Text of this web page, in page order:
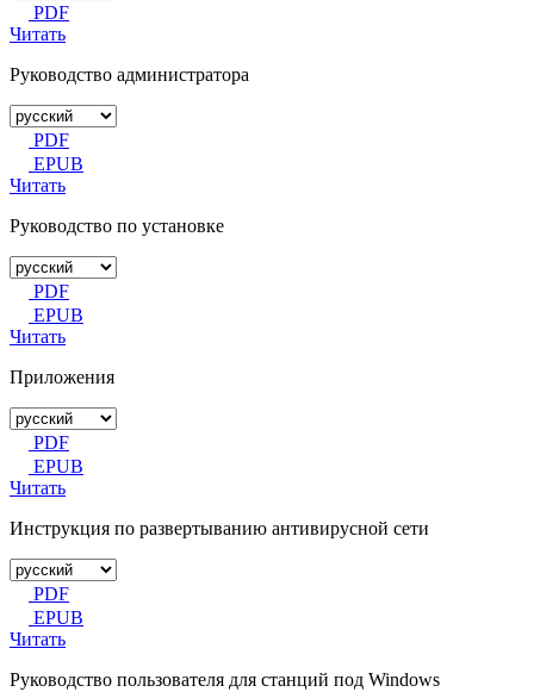
PDF
Читать
Руководство администратора
PDF
EPUB
Читать
Руководство по установке
PDF
EPUB
Читать
Приложения
PDF
EPUB
Читать
Инструкция по развертыванию антивирусной сети
PDF
EPUB
Читать
Руководство пользователя для станций под Windows